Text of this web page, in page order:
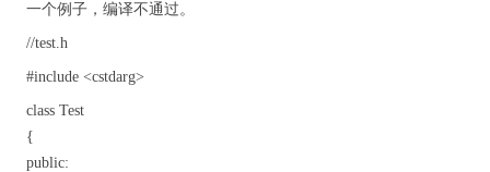
一个例子，编译不通过。
//test.h
#include <cstdarg>
class Test
{
public: